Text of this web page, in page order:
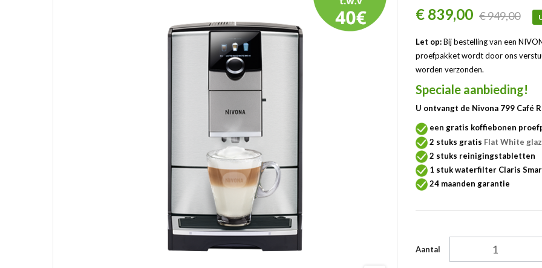
€ 839,00 € 949,00
Let op:Bij bestelling van een
proefpakket wordt door ons
worden verzonden.
Speciale aanbieding!
U ontvangt de Nivona 799 Café
een gratis koffiebonen
2 stuks gratis Flat White
2 stuks reinigingstabletten
1 stuk waterfilter Claris
24 maanden garantie
Aantal